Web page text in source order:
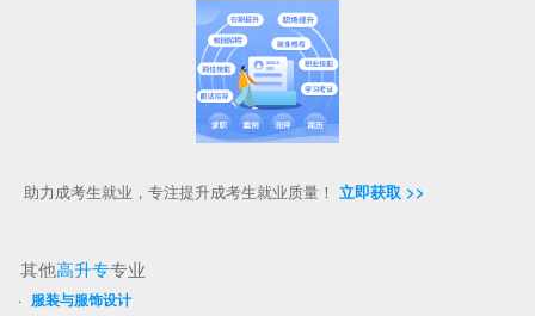
助力成考生就业，专注提升成考生就业质量！ 立即获取 >>
其他高升专专业
· 服装与服饰设计